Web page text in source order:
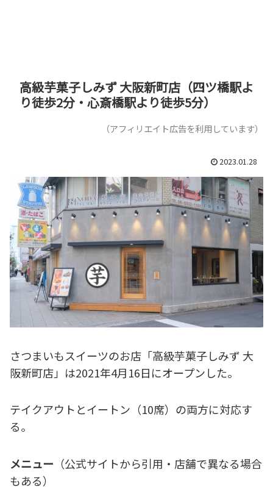
高級芋菓子しみず 大阪新町店（四ツ橋駅よ
り徒歩2分・心斎橋駅より徒歩5分）
（アフィリエイト広告を利用しています）
2023.01.28
さつまいもスイーツのお店「高級芋菓子しみず 大
阪新町店」は2021年4月16日にオープンした。
テイクアウトとイートン（10席）の両方に対応す
る。
メニュー （公式サイトから引用・店舗で異なる場合
もある）